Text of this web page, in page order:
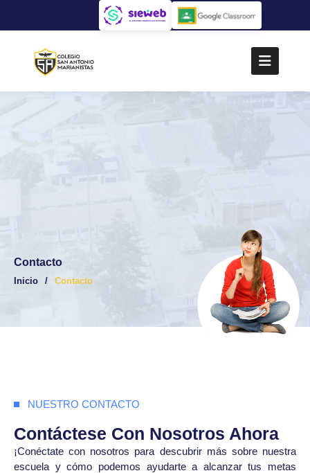
Contacto
Inicio Contacto
NUESTRO CONTACTO
Contáctese Con Nosotros Ahora
¡Conéctate con nosotros para descubrir más sobre nuestra
escuela y cómo podemos ayudarte a alcanzar tus metas